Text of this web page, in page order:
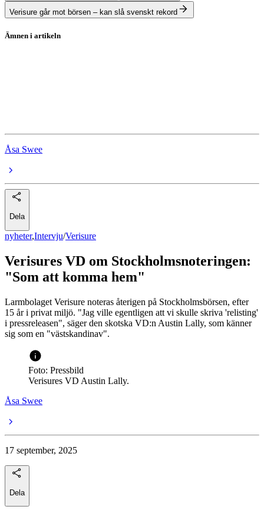
Verisure går mot börsen – kan slå svenskt rekord
Ämnen i artikeln
Åsa Swee
Dela
nyheter,Intervju/Verisure
Verisures VD om Stockholmsnoteringen:
"Som att komma hem"
Larmbolaget Verisure noteras återigen på Stockholmsbörsen, efter
15 år i privat miljö. "Jag ville egentligen att vi skulle skriva 'relisting'
i pressreleasen", säger den skotska VD:n Austin Lally, som känner
sig som en "västskandinav".
Foto: Pressbild
Verisures VD Austin Lally.
Åsa Swee
17 september, 2025
Dela